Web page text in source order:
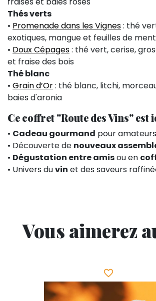
Thés verts
• Promenade dans les Vignes: thé
exotiques, mangue et feuilles de
• Doux Cépages: thé vert, cerise,
et fraise des bois
Thé blanc
• Grain d’Or: thé blanc, litchi,
baies d'aronia
Ce coffret "Route des Vins" est
• Cadeau gourmand pour
• Découverte de nouveaux
• Dégustation entre amisou en
• Univers duvin et des saveurs
Vous aimerez
favorite_border